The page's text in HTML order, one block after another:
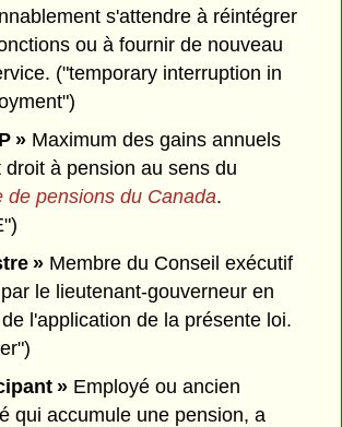
s'attendre à réintégrer
ou à fournir de nouveau
("temporary interruption in
» Maximum des gains annuels
droit à pension au sens du
de pensions du Canada.
» Membre du Conseil exécutif
le lieutenant-gouverneur en
l'application de la présente loi.
» Employé ou ancien
qui accumule une pension, a